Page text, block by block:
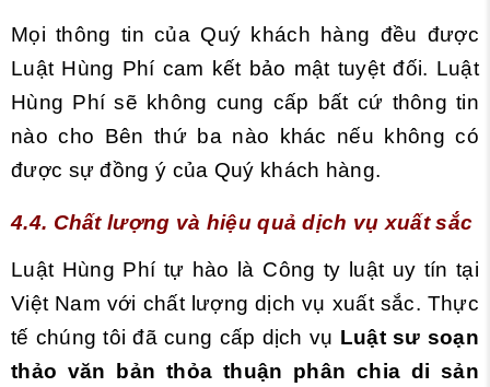
Mọi thông tin của Quý khách hàng đều được
Luật Hùng Phí cam kết bảo mật tuyệt đối. Luật
Hùng Phí sẽ không cung cấp bất cứ thông tin
nào cho Bên thứ ba nào khác nếu không có
được sự đồng ý của Quý khách hàng.
4.4. Chất lượng và hiệu quả dịch vụ xuất sắc
Luật Hùng Phí tự hào là Công ty luật uy tín tại
Việt Nam với chất lượng dịch vụ xuất sắc. Thực
tế chúng tôi đã cung cấp dịch vụ Luật sư soạn
thảo văn bản thỏa thuận phân chia di sản